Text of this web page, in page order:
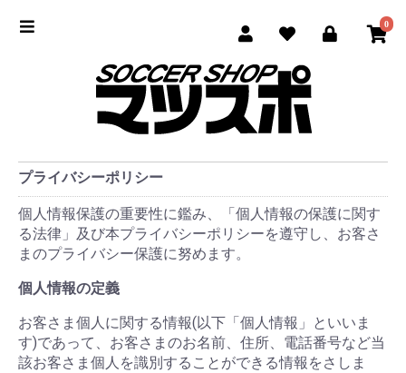
0
プライバシーポリシー
個人情報保護の重要性に鑑み、「個人情報の保護に関す
る法律」及び本プライバシーポリシーを遵守し、お客さ
まのプライバシー保護に努めます。
個人情報の定義
お客さま個人に関する情報(以下「個人情報」といいま
す)であって、お客さまのお名前、住所、電話番号など当
該お客さま個人を識別することができる情報をさしま